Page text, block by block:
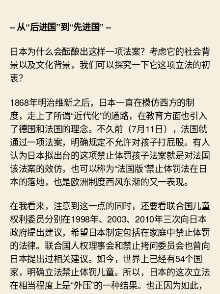
– 从“后进国”到“先进国” –
日本为什么会酝酿出这样一项法案？考虑它的社会背
景以及文化背景，我们可以探究一下它这项立法的初
衷？
1868年明治维新之后，日本一直在模仿西方的制
度，走上了所谓“近代化”的道路，在教育方面也引入
了德国和法国的理念。不久前（7月11日），法国就
通过一项法案，明确规定不允许对孩子打屁股。有人
认为日本拟出台的这项禁止体罚孩子法案就是对法国
该法案的效仿，也可以称为“法国版”禁止体罚法在日
本的落地，也是欧洲制度西风东渐的又一表现。
在我看来，注意到这一点的同时，还要看联合国儿童
权利委员分别在1998年、2003、2010年三次向日本
政府提出建议，希望日本制定包括在家庭中禁止体罚
的法律。联合国人权理事会和禁止拷问委员会也曾向
日本提出过相关建议。如今，世界上已经有54个国
家，明确立法禁止体罚儿童。所以，日本的这次立法
在相当程度上是“外压”的一种结果。也正因为如此，